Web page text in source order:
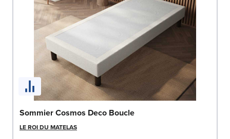
Sommier Cosmos Deco Boucle
LE ROI DU MATELAS